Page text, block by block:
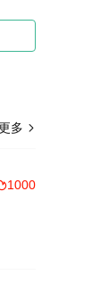
多 
1000